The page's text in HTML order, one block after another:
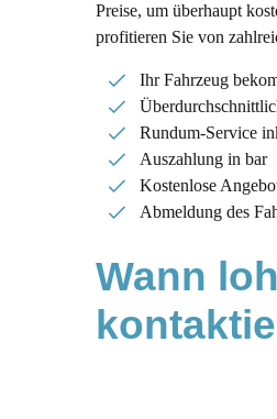
Preise, um überhaupt
profitieren Sie von
Ihr Fahrzeug
Rundum-Service
Auszahlung in bar
Kostenlose
Abmeldung des
Wann